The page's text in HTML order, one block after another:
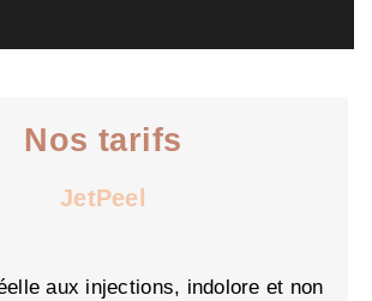
Nos tarifs
JetPeel
aux injections, indolore et non